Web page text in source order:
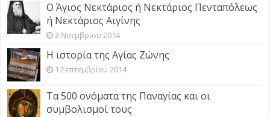
Ο Άγιος Νεκτάριος ή Νεκτάριος Πενταπόλεως
ή Νεκτάριος Αιγίνης
3 Νοεμβρίου 2014
Η ιστορία της Αγίας Ζώνης
1 Σεπτεμβρίου 2014
Τα 500 ονόματα της Παναγίας και οι
συμβολισμοί τους